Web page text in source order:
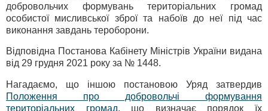
добровольчих формувань територіальних громад
особистої мисливської зброї та набоїв до неї під час
виконання завдань тероборони.
Відповідна Постанова Кабінету Міністрів України видана
від 29 грудня 2021 року за № 1448.
Нагадаємо, що іншою постановою Уряд затвердив
Положення про добровольчі формування
територіальних громад, що визначає порядок їх